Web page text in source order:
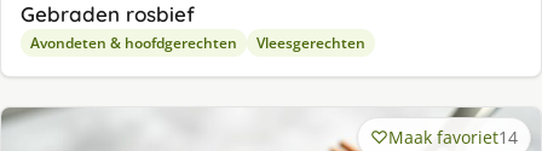
Gebraden rosbief
Avondeten & hoofdgerechten Vleesgerechten
Maak favoriet14